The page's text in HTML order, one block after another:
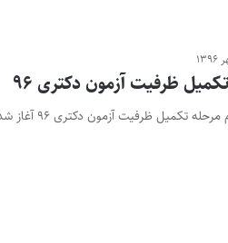
ظرفیت آزمون دکتری ۹۶
ظرفیت آزمون دکتری ۹۶ آغاز شد مهلت ثبت‌نام تا ۲۲ مهر ادامه دارد/ نتایج روز ۱۵ آبان…